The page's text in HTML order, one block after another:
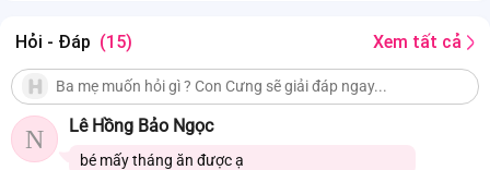
Hỏi - Đáp (15) Xem tất cả
N Lê Hồng Bảo Ngọc
bé mấy tháng ăn được ạ